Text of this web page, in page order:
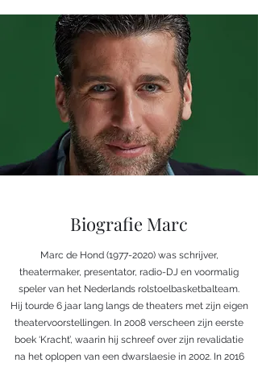
Biografie Marc
Marc de Hond (1977-2020)was schrijver,
theatermaker, presentator, radio-DJ en voormalig
speler van het Nederlands rolstoelbasketbalteam.
Hij tourde 6 jaar lang langs de theaters met zijn eigen
theatervoorstellingen. In 2008 verscheen zijn eerste
boek ‘Kracht’, waarin hij schreef over zijn revalidatie
na het oplopen van een dwarslaesie in 2002. In 2016